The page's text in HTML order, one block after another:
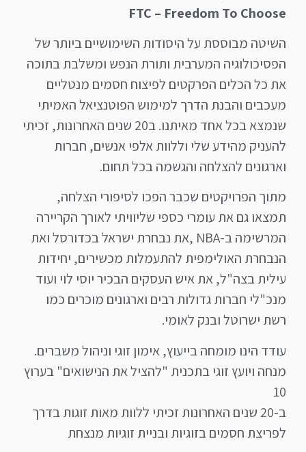
FTC – Freedom To Choose
השיטה מבוססת על היסודות השימושיים ביותר של
הפסיכולוגיה המערבית ותורת הנפש ומשלבת בתוכה
את כל הכלים הפרקטים לפיצוח חסמים מנטליים
מעכבים והבנת הדרך למימוש הפוטנציאל האמיתי
שנמצא בכל אחד מאיתנו. ב20 שנים האחרונות, זכיתי
להעניק מהידע שלי וללוות אלפי אנשים, חברות
וארגונים להצלחה והגשמה בכל תחום.
מתוך הפרויקטים שכבר הפכו לסיפורי הצלחה,
תמצאו גם את עומרי כספי שליוויתי לאורך הקריירה
המרשימה ב-NBA ,את נבחרת ישראל בכדורסל ואת
הנבחרת האולימפית להתעמלות מכשירים, יחידות
עילית בצה"ל, את איש העסקים הבכיר יוסי לוי ועוד
מנכ"לי חברות גדולות רבים וארגונים מוכרים כמו
רשת ישרוטל ובנק לאומי.
עודד הינו מומחה בייעוץ, אימון זוגי וניהול משברים.
מנחה ויועץ זוגי בתכנית "להציל את הנישואים" בערוץ
10
ב-20 שנים האחרונות זכיתי ללוות מאות זוגות בדרך
לפריצת חסמים בזוגיות ובניית זוגיות מנצחת